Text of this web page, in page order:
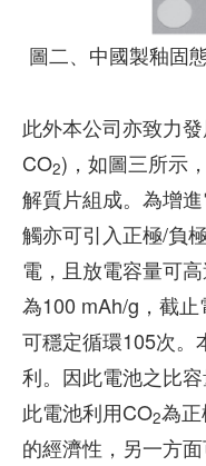
圖二、中國製釉固
此外本公司亦致力
CO2)，如圖三所示
解質片組成。為增
觸亦可引入正極/負
電，且放電容量可
為100 mAh/g，截止
可穩定循環105次。
利。因此電池之比
此電池利用CO2為
的經濟性，另一方